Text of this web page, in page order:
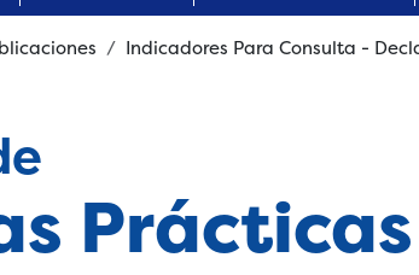
Indicadores Para Consulta -
Prácticas